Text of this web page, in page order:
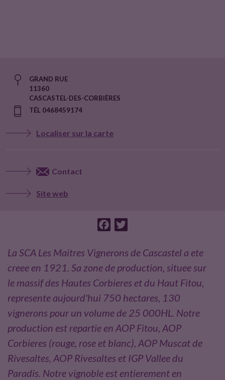
GRAND RUE
11360
CASCASTEL-DES-CORBIÈRES
TÉL 0468459174
Localiser sur la carte
Contact
Site web
c
o
o
k
i
e
r
La SCA Les Maitres Vignerons de Cascastel a ete
creee en 1921. Sa zone de production, situee sur
le massif des Hautes Corbieres et du Haut Fitou,
represente aujourd'hui 750 hectares, 130
vignerons pour un volume de 25 000HL. Notre
production est repartie en AOP Fitou, AOP
Corbieres (rouge, rose et blanc), AOP Muscat de
Rivesaltes, AOP Rivesaltes et IGP Vallee du
Paradis. Notre vignoble est entierement en